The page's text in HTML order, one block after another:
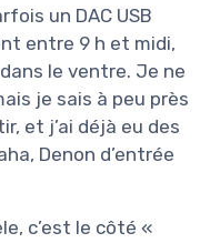
un DAC USB
entre 9 h et midi,
le ventre. Je ne
je sais à peu près
et j’ai déjà eu des
Denon d’entrée
c’est le côté «